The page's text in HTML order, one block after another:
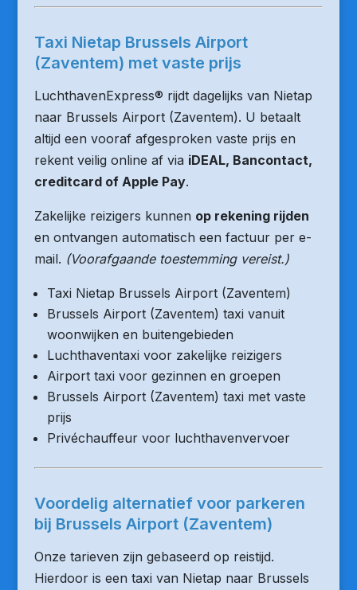
Taxi Nietap Brussels Airport
(Zaventem) met vaste prijs
LuchthavenExpress® rijdt dagelijks van Nietap
naar Brussels Airport (Zaventem). U betaalt
altijd een vooraf afgesproken vaste prijs en
rekent veilig online af via iDEAL, Bancontact,
creditcard of Apple Pay.
Zakelijke reizigers kunnen op rekening rijden
en ontvangen automatisch een factuur per e-
mail. (Voorafgaande toestemming vereist.)
Taxi Nietap Brussels Airport (Zaventem)
Brussels Airport (Zaventem) taxi vanuit
woonwijken en buitengebieden
Luchthaventaxi voor zakelijke reizigers
Airport taxi voor gezinnen en groepen
Brussels Airport (Zaventem) taxi met vaste
prijs
Privéchauffeur voor luchthavenvervoer
Voordelig alternatief voor parkeren
bij Brussels Airport (Zaventem)
Onze tarieven zijn gebaseerd op reistijd.
Hierdoor is een taxi van Nietap naar Brussels